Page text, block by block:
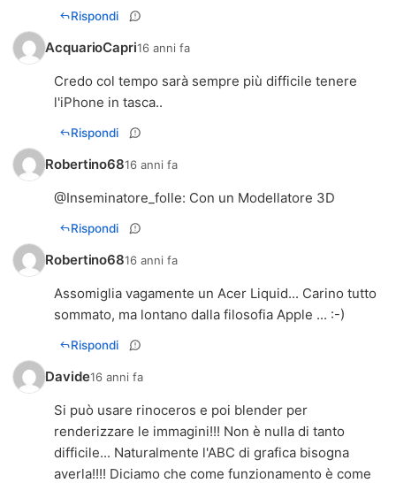
Rispondi
AcquarioCapri16 anni fa
Credo col tempo sarà sempre più difficile tenere
l'iPhone in tasca..
Rispondi
Robertino6816 anni fa
@Inseminatore_folle: Con un Modellatore 3D
Rispondi
Robertino6816 anni fa
Assomiglia vagamente un Acer Liquid... Carino tutto
sommato, ma lontano dalla filosofia Apple ... :-)
Rispondi
Davide16 anni fa
Si può usare rinoceros e poi blender per
renderizzare le immagini!!! Non è nulla di tanto
difficile... Naturalmente l'ABC di grafica bisogna
averla!!!! Diciamo che come funzionamento è come